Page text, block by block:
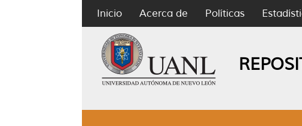
Inicio Acerca de Políticas